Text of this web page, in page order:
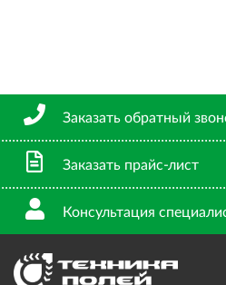
Заказать обратный
Заказать прайс-лист
Консультация